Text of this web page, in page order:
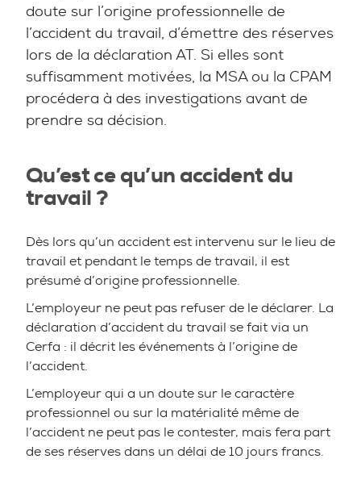
doute sur l’origine professionnelle de
l’accident du travail, d’émettre des réserves
lors de la déclaration AT. Si elles sont
suffisamment motivées, la MSA ou la CPAM
procédera à des investigations avant de
prendre sa décision.
Qu’est ce qu’un accident du
travail ?
Dès lors qu’un accident est intervenu sur le lieu de
travail et pendant le temps de travail, il est
présumé d’origine professionnelle.
L’employeur ne peut pas refuser de le déclarer. La
déclaration d’accident du travail se fait via un
Cerfa : il décrit les événements à l’origine de
l’accident.
L’employeur qui a un doute sur le caractère
professionnel ou sur la matérialité même de
l’accident ne peut pas le contester, mais fera part
de ses réserves dans un délai de 10 jours francs.